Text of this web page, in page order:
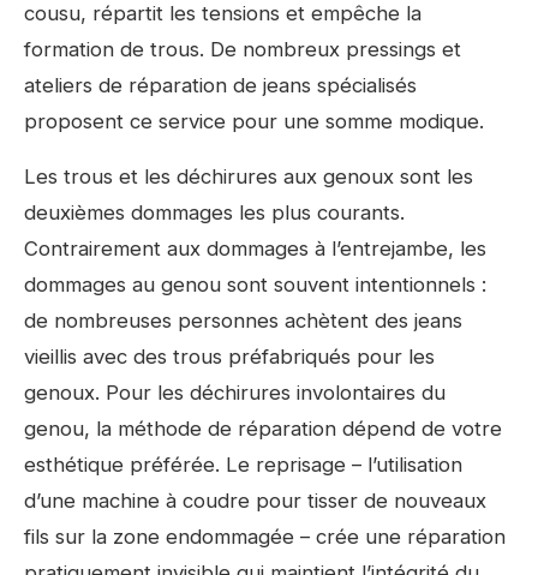
cousu, répartit les tensions et empêche la
formation de trous. De nombreux pressings et
ateliers de réparation de jeans spécialisés
proposent ce service pour une somme modique.
Les trous et les déchirures aux genoux sont les
deuxièmes dommages les plus courants.
Contrairement aux dommages à l’entrejambe, les
dommages au genou sont souvent intentionnels :
de nombreuses personnes achètent des jeans
vieillis avec des trous préfabriqués pour les
genoux. Pour les déchirures involontaires du
genou, la méthode de réparation dépend de votre
esthétique préférée. Le reprisage – l’utilisation
d’une machine à coudre pour tisser de nouveaux
fils sur la zone endommagée – crée une réparation